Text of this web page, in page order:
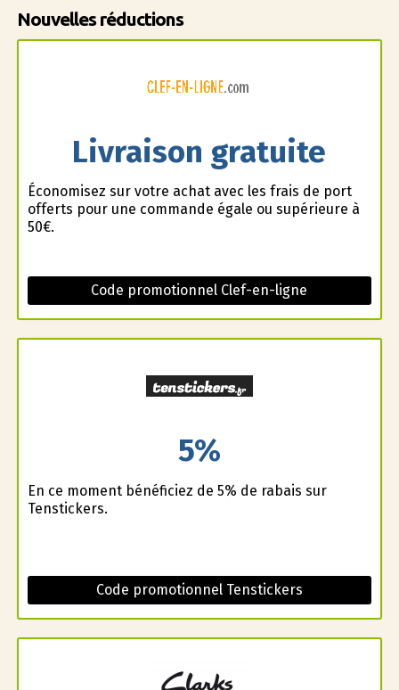
Nouvelles réductions
Livraison gratuite
Économisez sur votre achat avec les frais de port
offerts pour une commande égale ou supérieure à
50€.
Code promotionnel Clef-en-ligne
5%
En ce moment bénéficiez de 5% de rabais sur
Tenstickers.
Code promotionnel Tenstickers